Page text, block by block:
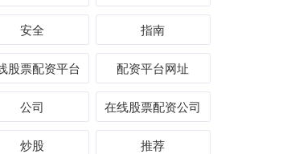
安全 指南
股票配资平台 配资平台网址
公司 在线股票配资公司
炒股 推荐